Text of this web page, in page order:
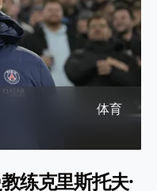
体育
练克里斯托夫·